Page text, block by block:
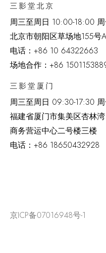
三影堂北京
周三至周日 10:00-18:00
北京市朝阳区草场地155号A
电话： +86 10 64322663
场地合作：+86
三影堂厦门
周三至周日 09:30-17:30
福建省厦门市集美区杏林湾
商务营运中心二号楼三楼
电话： +86 18650432928
京ICP备07016948号-1